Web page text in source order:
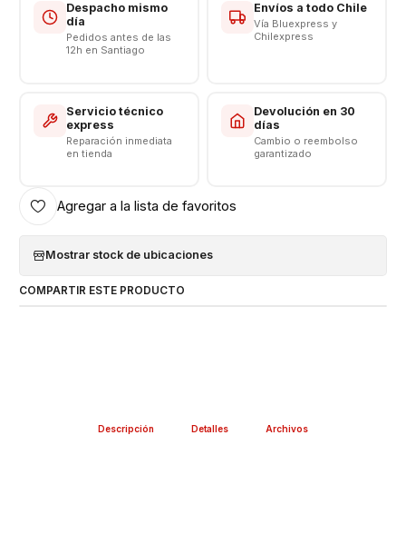
Somos VENTAS ELECTRONICAS
Despacho mismo
día
Pedidos antes de las
12h en Santiago
Envíos a todo Chile
Vía Bluexpress y
Chilexpress
Servicio técnico
express
Reparación inmediata
en tienda
Devolución en 30
días
Cambio o reembolso
garantizado
Agregar a la lista de favoritos
Mostrar stock de ubicaciones
COMPARTIR ESTE PRODUCTO
Descripción Detalles Archivos